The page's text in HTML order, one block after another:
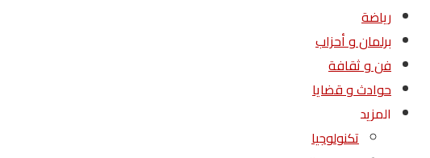
رياضة
برلمان و أحزاب
فن و ثقافة
حوادث و قضايا
المزيد
تكنولوجيا